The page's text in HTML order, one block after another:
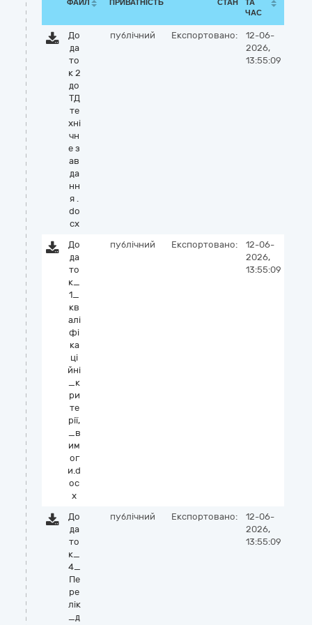
ФАЙЛ ПРИВАТНІСТЬ СТАН
ТА
ЧАС
До
да
то
к 2
до
ТД
те
хні
чн
е з
ав
да
нн
я .
do
cx
публічний Експортовано:
12-06-
2026,
13:55:09
До
да
то
к_
1_
кв
алі
фі
ка
ці
йні
_к
ри
те
рії,
_в
им
ог
и.d
oc
x
публічний Експортовано:
12-06-
2026,
13:55:09
До
да
то
к_
4_
Пе
ре
лік
_д
публічний Експортовано:
12-06-
2026,
13:55:09